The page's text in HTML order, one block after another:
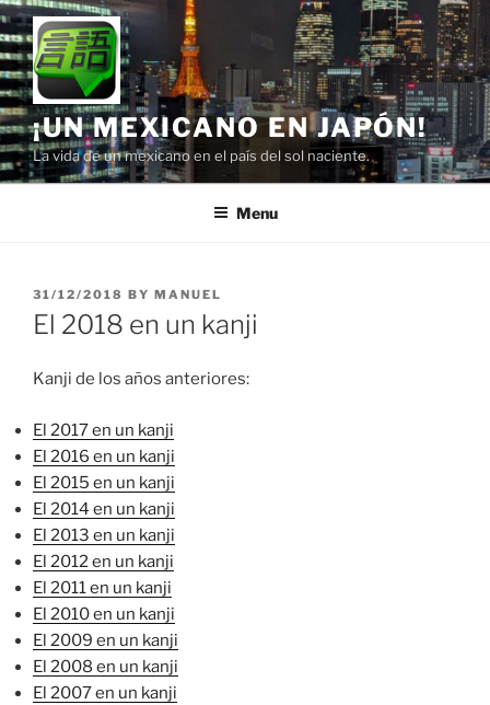
Skip
to
content
¡UN MEXICANO EN JAPÓN!
La vida de un mexicano en el país del sol naciente.
Menu
POSTED
ON
31/12/2018 BY MANUEL
El 2018 en un kanji
Kanji de los años anteriores:
El 2017 en un kanji
El 2016 en un kanji
El 2015 en un kanji
El 2014 en un kanji
El 2013 en un kanji
El 2012 en un kanji
El 2011 en un kanji
El 2010 en un kanji
El 2009 en un kanji
El 2008 en un kanji
El 2007 en un kanji